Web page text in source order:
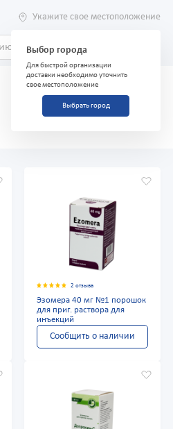
Укажите свое местоположение
Выбор города
Для быстрой организации
доставки необходимо уточнить
свое местоположение
Выбрать город
2 отзыва
Эзомера 40 мг №1 порошок
для приг. раствора для
инъекций
Сообщить о наличии